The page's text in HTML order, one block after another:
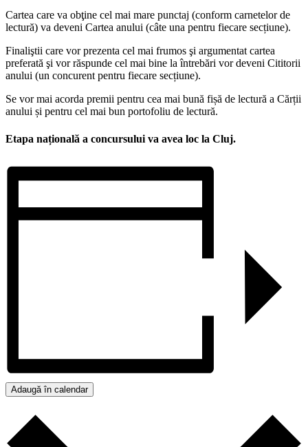
Cartea care va obţine cel mai mare punctaj (conform carnetelor de
lectură) va deveni Cartea anului (câte una pentru fiecare secțiune).
Finaliştii care vor prezenta cel mai frumos şi argumentat cartea
preferată şi vor răspunde cel mai bine la întrebări vor deveni Cititorii
anului (un concurent pentru fiecare secțiune).
Se vor mai acorda premii pentru cea mai bună fișă de lectură a Cărții
anului și pentru cel mai bun portofoliu de lectură.
Etapa națională a concursului va avea loc la Cluj.
Adaugă în calendar